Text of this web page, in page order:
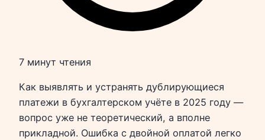
7 минут чтения
Как выявлять и устранять дублирующиеся
платежи в бухгалтерском учёте в 2025 году —
вопрос уже не теоретический, а вполне
прикладной. Ошибка с двойной оплатой легко